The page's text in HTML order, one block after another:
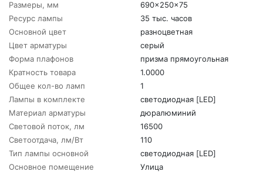
Размеры, мм
690x250x75
Ресурс лампы
35 тыс. часов
Основной цвет
разноцветная
Цвет арматуры
серый
Форма плафонов
призма прямоугольная
Кратность товара
1.0000
Общее кол-во ламп
1
Лампы в комплекте
светодиодная [LED]
Материал арматуры
дюралюминий
Световой поток, лм
16500
Светоотдача, лм/Вт
110
Тип лампы основной
светодиодная [LED]
Основное помещение
Улица